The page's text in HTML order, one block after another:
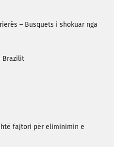
– Busquets i shokuar nga
Brazilit
fajtori për eliminimin e